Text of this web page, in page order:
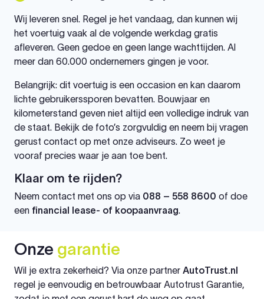
Wij leveren snel. Regel je het vandaag, dan kunnen wij
het voertuig vaak al de volgende werkdag gratis
afleveren. Geen gedoe en geen lange wachttijden. Al
meer dan 60.000 ondernemers gingen je voor.
Belangrijk: dit voertuig is een occasion en kan daarom
lichte gebruikerssporen bevatten. Bouwjaar en
kilometerstand geven niet altijd een volledige indruk van
de staat. Bekijk de foto’s zorgvuldig en neem bij vragen
gerust contact op met onze adviseurs. Zo weet je
vooraf precies waar je aan toe bent.
Klaar om te rijden?
Neem contact met ons op via 088 – 558 8600 of doe
een financial lease- of koopaanvraag.
Onze garantie
Wil je extra zekerheid? Via onze partner AutoTrust.nl
regel je eenvoudig en betrouwbaar Autotrust Garantie,